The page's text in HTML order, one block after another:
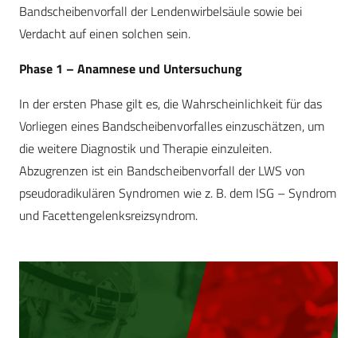
Bandscheibenvorfall der Lendenwirbelsäule sowie bei
Verdacht auf einen solchen sein.
Phase 1 – Anamnese und Untersuchung
In der ersten Phase gilt es, die Wahrscheinlichkeit für das
Vorliegen eines Bandscheibenvorfalles einzuschätzen, um
die weitere Diagnostik und Therapie einzuleiten.
Abzugrenzen ist ein Bandscheibenvorfall der LWS von
pseudoradikulären Syndromen wie z. B. dem ISG – Syndrom
und Facettengelenksreizsyndrom.